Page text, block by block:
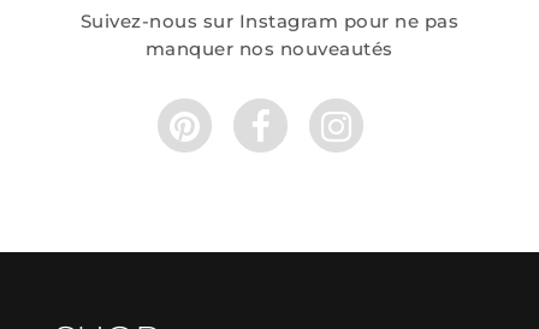
Suivez-nous sur Instagram pour ne pas
manquer nos nouveautés